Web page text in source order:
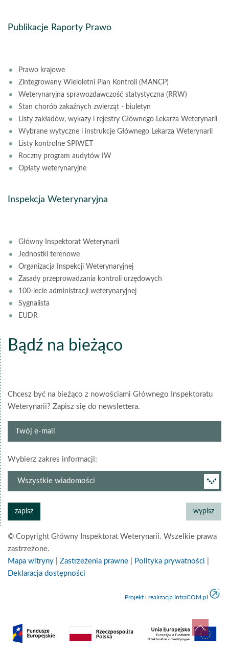
Publikacje Raporty Prawo
Prawo krajowe
Zintegrowany Wieloletni Plan Kontroli (MANCP)
Weterynaryjna sprawozdawczość statystyczna (RRW)
Stan chorób zakaźnych zwierząt - biuletyn
Listy zakładów, wykazy i rejestry Głównego Lekarza Weterynarii
Wybrane wytyczne i instrukcje Głównego Lekarza Weterynarii
Listy kontrolne SPIWET
Roczny program audytów IW
Opłaty weterynaryjne
Inspekcja Weterynaryjna
Główny Inspektorat Weterynarii
Jednostki terenowe
Organizacja Inspekcji Weterynaryjnej
Zasady przeprowadzania kontroli urzędowych
100-lecie administracji weterynaryjnej
Sygnalista
EUDR
Bądź na bieżąco
Chcesz być na bieżąco z nowościami Głównego Inspektoratu
Weterynarii? Zapisz się do newslettera.
Twój
Wybierz zakres informacji:
newslettera
© Copyright Główny Inspektorat Weterynarii. Wszelkie prawa
zastrzeżone.
Mapa witryny
Zastrzeżenia prawne Polityka prywatności
Deklaracja dostępności
Projekt i realizacja IntraCOM.pl